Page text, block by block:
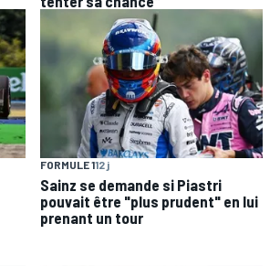
FORMULE 112 j
Sainz se demande si Piastri
pouvait être "plus prudent" en lui
prenant un tour